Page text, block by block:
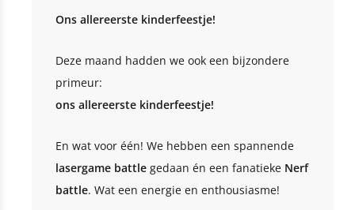
Ons allereerste kinderfeestje!
Deze maand hadden we ook een bijzondere
primeur:
ons allereerste kinderfeestje!
En wat voor één! We hebben een spannende
lasergame battle gedaan én een fanatieke Nerf
battle. Wat een energie en enthousiasme!